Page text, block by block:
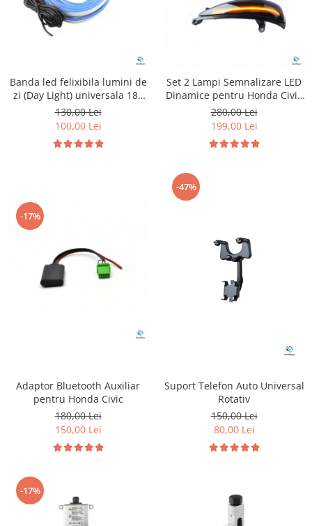
Banda led felixibila lumini de
zi (Day Light) universala 180
cm
130,00 Lei
100,00 Lei
Set 2 Lampi Semnalizare LED
Dinamice pentru Honda Civic
MK8
280,00 Lei
199,00 Lei
-17%
Adaptor Bluetooth Auxiliar
pentru Honda Civic
180,00 Lei
150,00 Lei
-47%
Suport Telefon Auto Universal
Rotativ
150,00 Lei
80,00 Lei
-17%